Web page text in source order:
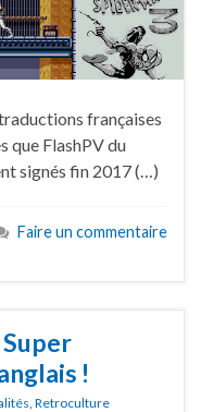
françaises
que FlashPV du
signés fin 2017 (…)
Faire un commentaire
!
Retroculture